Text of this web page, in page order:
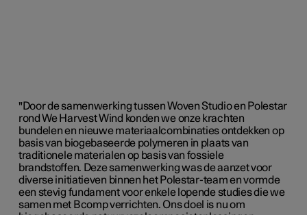
"Door de samenwerking tussen Woven Studio en Polestar
rond We Harvest Wind konden we onze krachten
bundelen en nieuwe materiaalcombinaties ontdekken op
basis van biogebaseerde polymeren in plaats van
traditionele materialen op basis van fossiele
brandstoffen. Deze samenwerking was de aanzet voor
diverse initiatieven binnen het Polestar-team en vormde
een stevig fundament voor enkele lopende studies die we
samen met Bcomp verrichten. Ons doel is nu om